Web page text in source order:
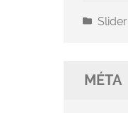
Slider
MÉTA